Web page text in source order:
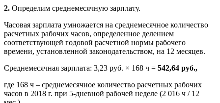
2. Определим среднемесячную зарплату.
Часовая зарплата умножается на среднемесячное количество
расчетных рабочих часов, определенное делением
соответствующей годовой расчетной нормы рабочего
времени, установленной законодательством, на 12 месяцев.
Среднемесячная зарплата: 3,23 руб. × 168 ч = 542,64 руб.,
где 168 ч – среднемесячное количество расчетных рабочих
часов в 2018 г. при 5-дневной рабочей неделе (2 016 ч / 12